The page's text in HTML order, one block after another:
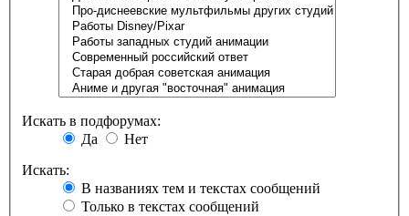
Искать в подфорумах:
Да
Нет
Искать:
В названиях тем и текстах сообщений
Только в текстах сообщений